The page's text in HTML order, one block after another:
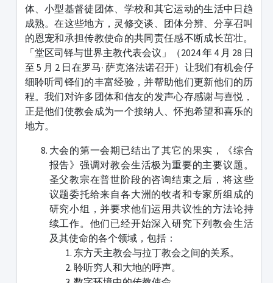
体、小型基督徒团体、学校和其它运动的生活中日趋
成熟。在这些地方，灵修交谈、团体分辨、分享召叫
的恩宠和承担传教使命的共同责任感不断成长茁壮。
「堂区司铎与世界主教代表会议」（2024 年 4 月 28 日
至 5 月 2 日在罗马‧ 萨克洛法诺召开）让我们有机会仔
细聆听司铎们的丰富经验，并帮助他们更新他们的历
程。我们对许多团体和信友的发声心存感谢与喜悦，
正是他们使教会成为一个接纳人、怀抱希望和喜乐的
地方。
大会的第一会期已结出了其它的果实，《综合
报告》强调对教会生活极为重要的主要议题。
圣父教宗在普世阶段的咨询结束之后，将这些
议题委托给来自各大洲的牧者和专家所组成的
研究小组，并要求他们运用共议性的方法论持
续工作。他们已经开始深入研究下列教会生活
及其使命的各个领域，包括：
东方天主教会与拉丁教会之间的关系。
聆听穷人和大地的呼声。